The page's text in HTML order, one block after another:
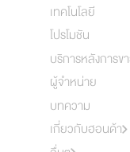
เทคโนโลยี
โปรโมชัน
บริการหลังการข
ผู้จำหน่าย
บทความ
เกี่ยวกับฮอนด้า